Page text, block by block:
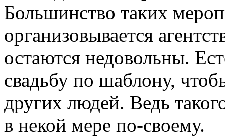
Большинство таких
организовывается
остаются недовольны.
свадьбу по шаблону,
других людей. Ведь
в некой мере по-своему.